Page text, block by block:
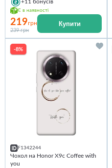
+11 бонусів
Є в наявності
219грн
239 грн
Купити
-8%
F1342244
Чохол на Honor X9c Coffee with
you